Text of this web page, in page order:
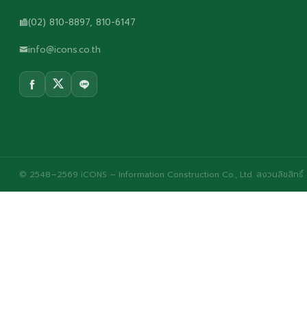
(02) 810-8897, 810-6147
info@icons.co.th
© 2548–2569 iCONS – Information Construction Co., Ltd. สงวนลิขสิทธิ์